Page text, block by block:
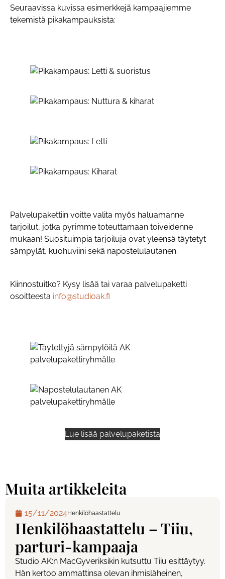
Seuraavissa kuvissa esimerkkejä kampaajiemme
tekemistä pikakampauksista:
Palvelupakettiin voitte valita myös haluamanne
tarjoilut, jotka pyrimme toteuttamaan toiveidenne
mukaan! Suosituimpia tarjoiluja ovat yleensä täytetyt
sämpylät, kuohuviini sekä napostelulautanen.
Kiinnostuitko? Kysy lisää tai varaa palvelupaketti
osoitteesta info@studioak.fi
Lue lisää palvelupaketista
Muita artikkeleita
15/11/2024Henkilöhaastattelu
Henkilöhaastattelu – Tiiu,
parturi-kampaaja
Studio AK:n MacGyveriksikin kutsuttu Tiiu esittäytyy.
Hän kertoo ammattinsa olevan ihmisläheinen,